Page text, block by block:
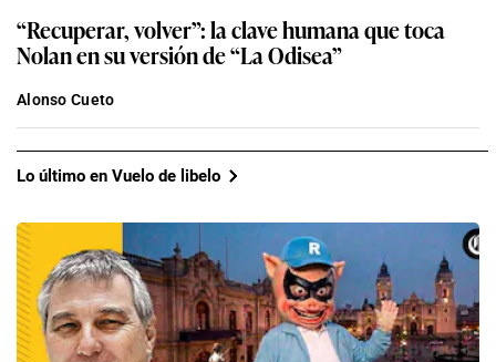
“Recuperar, volver”: la clave humana que toca
Nolan en su versión de “La Odisea”
Alonso Cueto
Lo último en Vuelo de libelo